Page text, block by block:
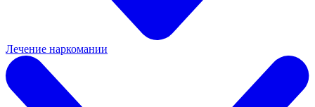
Лечение наркомании